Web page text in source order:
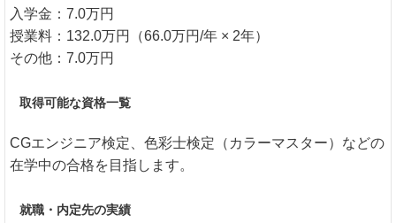
入学金：7.0万円
授業料：132.0万円（66.0万円/年 × 2年）
その他：7.0万円
取得可能な資格一覧
CGエンジニア検定、色彩士検定（カラーマスター）などの
在学中の合格を目指します。
就職・内定先の実績